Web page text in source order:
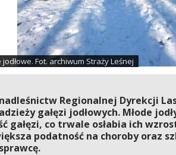
jodłowe. Fot. archiwum Straży Leśnej
Regionalnej Dyrekcji
gałęzi jodłowych. Młode
gałęzi, co trwale osłabia ich
podatność na choroby oraz